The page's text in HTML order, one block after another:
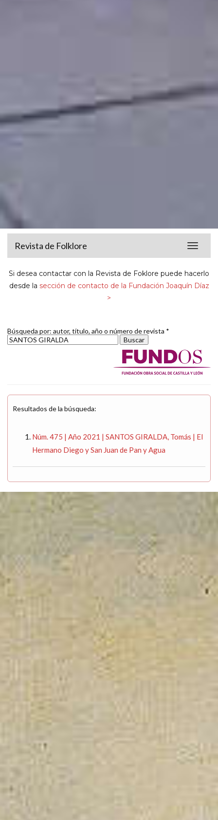
Toggle
Revista de Folklore
Si desea contactar con la Revista de Foklore puede hacerlo
desde la sección de contacto de la Fundación Joaquín Díaz
>
Búsqueda por: autor, título, año o número de revista *
Resultados de la búsqueda:
Núm. 475 | Año 2021 | SANTOS GIRALDA, Tomás | El
Hermano Diego y San Juan de Pan y Agua